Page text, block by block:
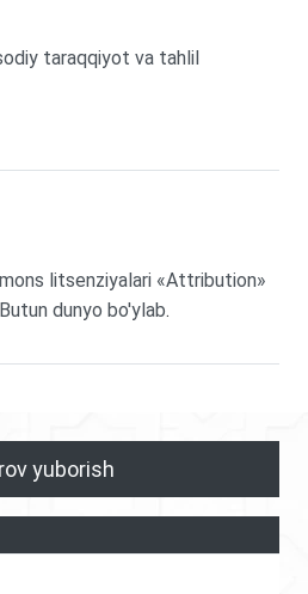
taraqqiyot va tahlil
litsenziyalari «Attribution»
dunyo bo'ylab.
yuborish